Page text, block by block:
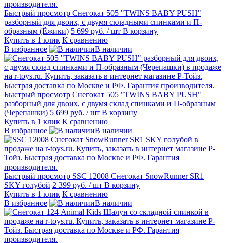
Быстрый просмотр Снегокат 505 "TWINS BABY PUSH"
разборный для двоих, с двумя складными спинками и П-
образным (Ёжики) 5 699 руб. / шт В корзину
Купить в 1 клик К сравнению
В избранное
В наличии
Быстрый просмотр Снегокат 505 "TWINS BABY PUSH"
разборный для двоих, с двумя склад спинками и П-образным
(Черепашки) 5 699 руб. / шт В корзину
Купить в 1 клик К сравнению
В избранное
В наличии
Быстрый просмотр SSC 12008 Снегокат SnowRunner SR1
SKY голубой 2 399 руб. / шт В корзину
Купить в 1 клик К сравнению
В избранное
В наличии